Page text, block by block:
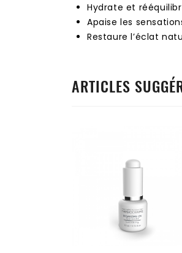
Hydrate et
Apaise les
Restaure l’éclat
ARTICLES